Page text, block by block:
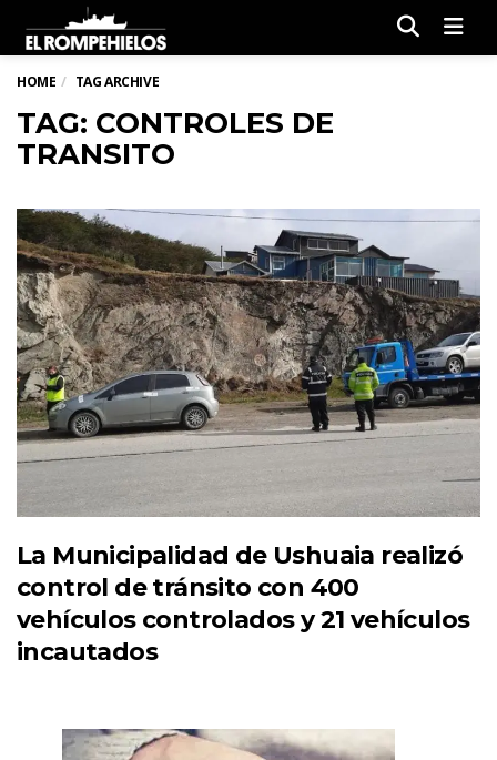
HOME TAG ARCHIVE
TAG: CONTROLES DE
TRANSITO
La Municipalidad de Ushuaia realizó
control de tránsito con 400
vehículos controlados y 21 vehículos
incautados